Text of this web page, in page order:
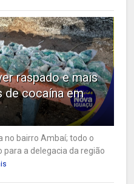
raspado e mais
de cocaína em
no bairro Ambaí; todo o
a delegacia da região